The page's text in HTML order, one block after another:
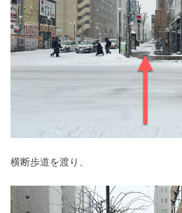
横断歩道を渡り、